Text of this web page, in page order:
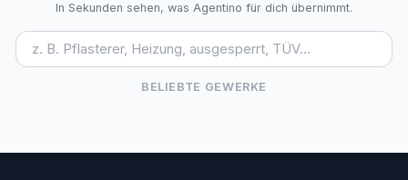
In Sekunden sehen, was Agentino für dich übernimmt.
BELIEBTE GEWERKE